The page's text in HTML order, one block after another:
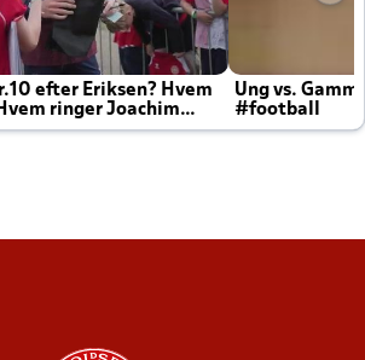
efter Eriksen? Hvem
ringer Joachim
Ung vs.
#football